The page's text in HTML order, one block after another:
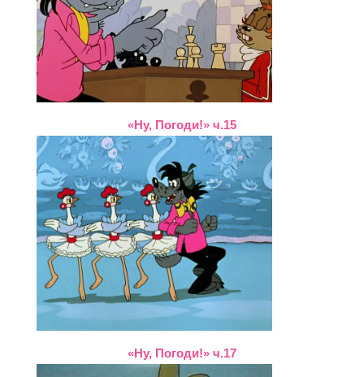
«Ну, Погоди!» ч.15
«Ну, Погоди!» ч.17